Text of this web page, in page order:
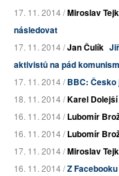
17. 11. 2014 /Miroslav
následovat
17. 11. 2014 /Jan Čulík
aktivistů na pád
17. 11. 2014 /BBC:
18. 11. 2014 /Karel Dolejší
16. 11. 2014 /Lubomír
16. 11. 2014 /Lubomír
17. 11. 2014 /Miroslav
16. 11. 2014 /Z